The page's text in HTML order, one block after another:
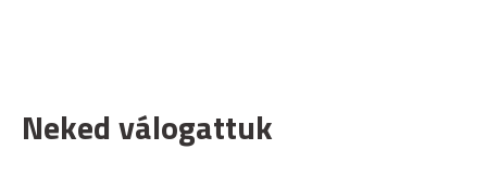
Neked válogattuk